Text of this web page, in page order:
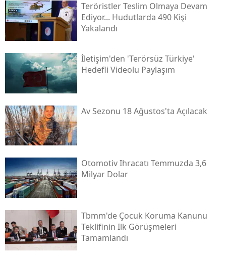
Teröristler Teslim Olmaya Devam
Ediyor... Hudutlarda 490 Kişi
Yakalandı
İletişim'den 'terörsüz Türkiye'
Hedefli Videolu Paylaşım
Av Sezonu 18 Ağustos'ta Açılacak
Otomotiv Ihracatı Temmuzda 3,6
Milyar Dolar
Tbmm'de Çocuk Koruma Kanunu
Teklifinin Ilk Görüşmeleri
Tamamlandı